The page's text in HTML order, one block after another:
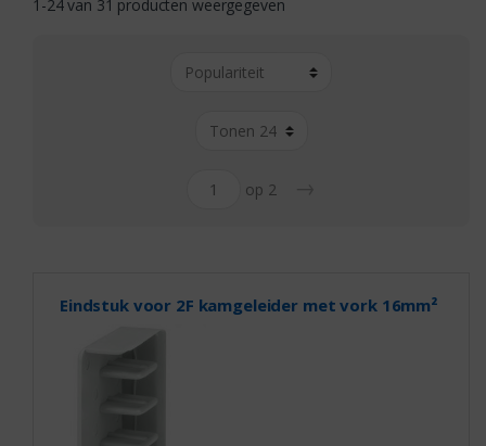
1-24 van 31 producten weergegeven
op 2
Eindstuk voor 2F kamgeleider met vork 16mm²